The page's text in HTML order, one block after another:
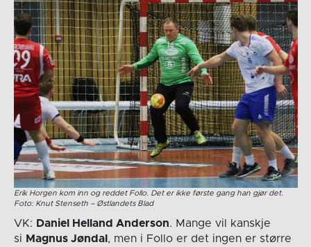
Erik Horgen kom inn og reddet Follo. Det er ikke første gang han gjør det.
Foto: Knut Stenseth – Østlandets Blad
VK: Daniel Helland Anderson. Mange vil kanskje
si Magnus Jøndal , men i Follo er det ingen er større